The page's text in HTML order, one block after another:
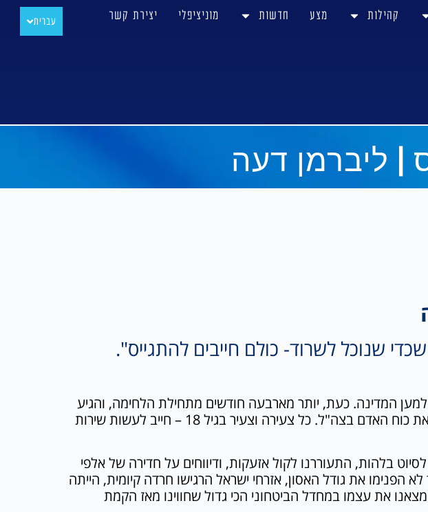
עברית
РУССКИЙ קהילות מצע חדשות מוניציפלי יצירת קשר
| ליברמן דעה
שנוכל לשרוד- כולם חייבים להתגייס".
המדינה. כעת, יותר מארבעה חודשים מתחילת הלחימה, והגיע
העת להגיד שחייבים שינוי במערכת ולהגביר את כוח האדם בצה"ל. כל צעירה וצעיר בגיל 18 – חייב לעשות שירות
בלהות, התעוררנו לקול אזעקות, ודיווחים על חדירה של אלפי
הפנימו את גודל האסון, אזרחי ישראל הרגישו חרדה קיומית, הייתה
את עצמו במחדל הביטחוני הכי גדול שחווינו מאז הקמת